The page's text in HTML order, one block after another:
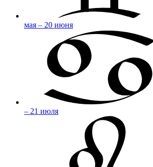
мая – 20 июня
– 21 июля